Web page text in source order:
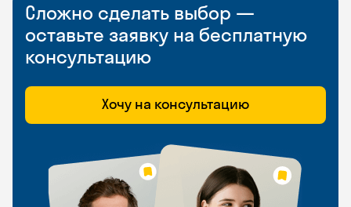
Сложно сделать выбор —
оставьте заявку на бесплатную
консультацию
Хочу на консультацию